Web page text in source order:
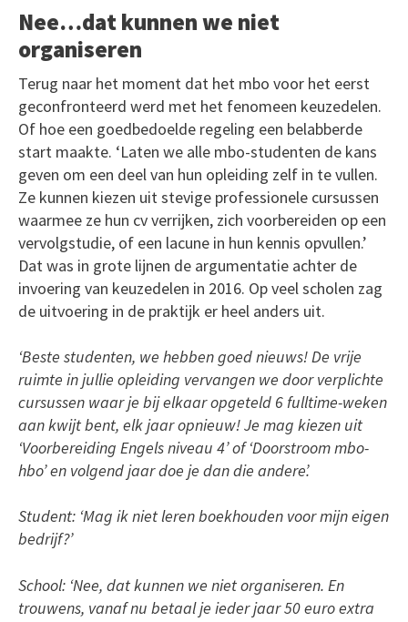
Nee…dat kunnen we niet
organiseren
Terug naar het moment dat het mbo voor het eerst
geconfronteerd werd met het fenomeen keuzedelen.
Of hoe een goedbedoelde regeling een belabberde
start maakte. ‘Laten we alle mbo-studenten de kans
geven om een deel van hun opleiding zelf in te vullen.
Ze kunnen kiezen uit stevige professionele cursussen
waarmee ze hun cv verrijken, zich voorbereiden op een
vervolgstudie, of een lacune in hun kennis opvullen.’
Dat was in grote lijnen de argumentatie achter de
invoering van keuzedelen in 2016. Op veel scholen zag
de uitvoering in de praktijk er heel anders uit.
‘Beste studenten, we hebben goed nieuws! De vrije
ruimte in jullie opleiding vervangen we door verplichte
cursussen waar je bij elkaar opgeteld 6 fulltime-weken
aan kwijt bent, elk jaar opnieuw! Je mag kiezen uit
‘Voorbereiding Engels niveau 4’ of ‘Doorstroom mbo-
hbo’ en volgend jaar doe je dan die andere’.
Student: ‘Mag ik niet leren boekhouden voor mijn eigen
bedrijf?’
School: ‘Nee, dat kunnen we niet organiseren. En
trouwens, vanaf nu betaal je ieder jaar 50 euro extra